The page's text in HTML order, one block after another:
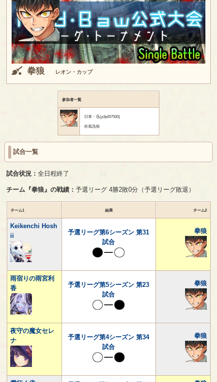
拳狼 レオン・カップ
参加者一覧
日車・迅(p3p007500)
疾風迅狼
試合一覧
試合状況：全日程終了
チーム『拳狼』の戦績：予選リーグ 4勝2敗0分（予選リーグ敗退）
チーム1 結果 チーム2
Keikenchi Hosh
ii
予選リーグ第6シーズン 第31
試合
拳狼
雨宿りの雨宮利
香
予選リーグ第5シーズン 第23
試合
拳狼
夜守の魔女セレ
ナ
予選リーグ第4シーズン 第34
試合
拳狼